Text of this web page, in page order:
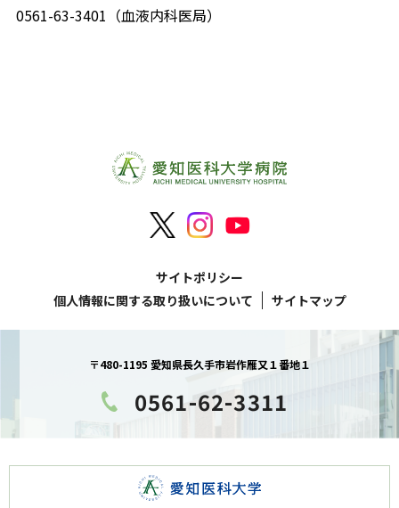
0561-63-3401（血液内科医局）
サイトポリシー
個人情報に関する取り扱いについて
サイトマップ
〒480-1195 愛知県長久手市岩作雁又１番地１
0561-62-3311